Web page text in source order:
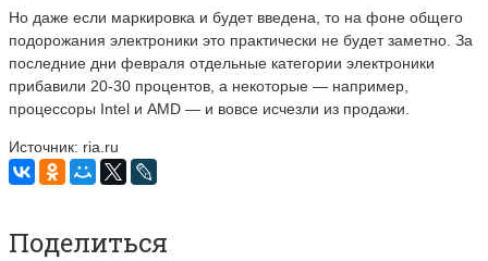
Но даже если маркировка и будет введена, то на фоне общего
подорожания электроники это практически не будет заметно. За
последние дни февраля отдельные категории электроники
прибавили 20-30 процентов, а некоторые — например,
процессоры Intel и AMD — и вовсе исчезли из продажи.
Источник: ria.ru
Поделиться